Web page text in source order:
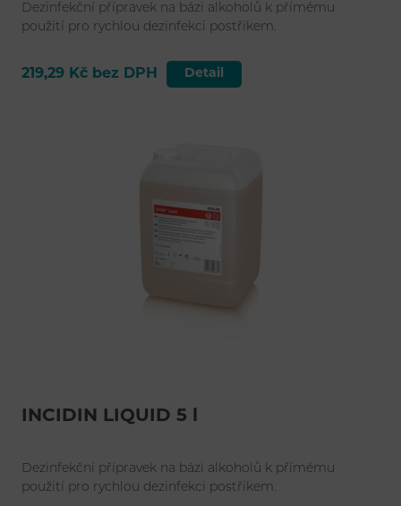
Dezinfekční přípravek na bázi alkoholů k přímému
použití pro rychlou dezinfekci postřikem.
219,29 Kč bez DPH Detail
INCIDIN LIQUID 5 l
Dezinfekční přípravek na bázi alkoholů k přímému
použití pro rychlou dezinfekci postřikem.